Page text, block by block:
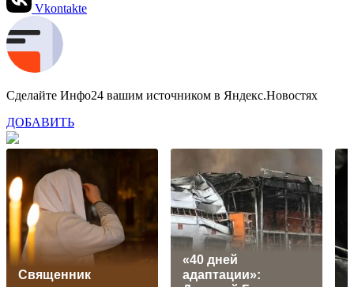
Vkontakte
Сделайте Инфо24 вашим источником в Яндекс.Новостях
ДОБАВИТЬ
Священник
«40 дней
адаптации»: